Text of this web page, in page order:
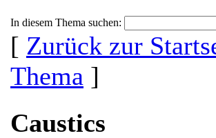
In diesem Thema suchen:
[ Zurück zur
Thema ]
Caustics